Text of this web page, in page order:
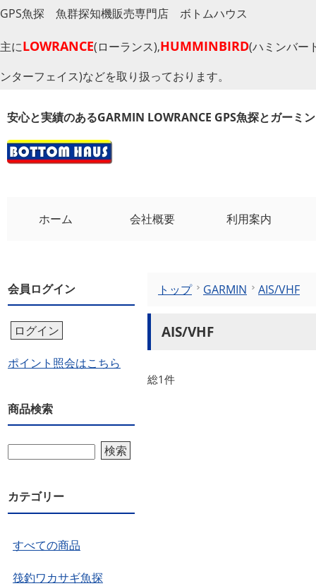
GPS魚探 魚群探知機販売専門店 ボトムハウス
主にLOWRANCE(ローランス),HUMMINBIRD(ハミンバー
ンターフェイス)などを取り扱っております。
安心と実績のあるGARMIN LOWRANCE GPS魚探とガーミ
ホーム 会社概要 利用案内
会員ログイン
ログイン
ポイント照会はこちら
商品検索
検索
カテゴリー
すべての商品
筏釣ワカサギ魚探
トップ GARMIN AIS/VHF
AIS/VHF
総1件